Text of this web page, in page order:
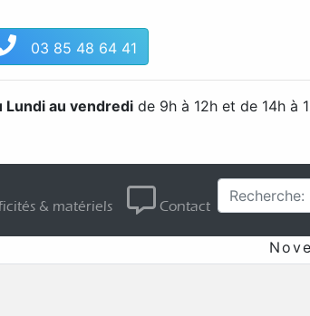
03 85 48 64 41
Lundi au vendredi de 9h à 12h et de 14h à
& matériels Contact